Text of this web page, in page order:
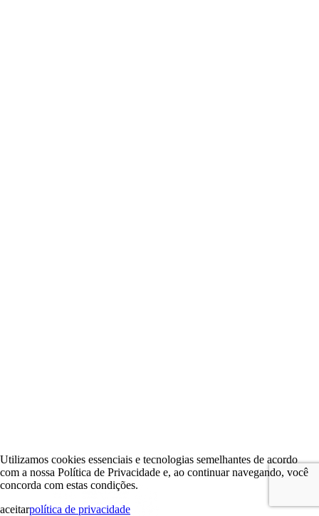
Utilizamos cookies essenciais e tecnologias semelhantes de acordo
com a nossa Política de Privacidade e, ao continuar navegando, você
concorda com estas condições.
aceitarpolítica de privacidade